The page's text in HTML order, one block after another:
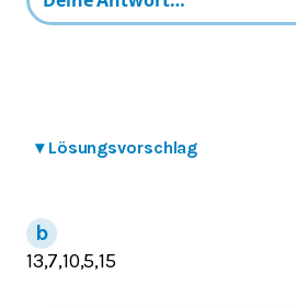
▾ Lösungsvorschlag
13,7,10,5,15